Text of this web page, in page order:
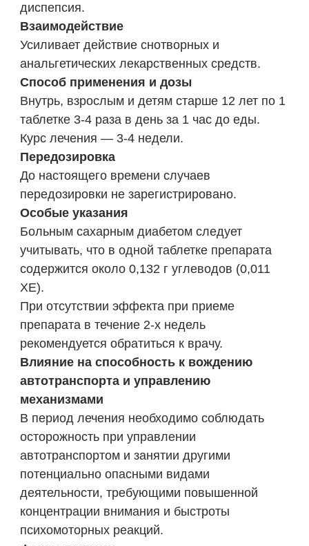
диспепсия.
Взаимодействие
Усиливает действие снотворных и
анальгетических лекарственных средств.
Способ применения и дозы
Внутрь, взрослым и детям старше 12 лет по 1
таблетке 3-4 раза в день за 1 час до еды.
Курс лечения — 3-4 недели.
Передозировка
До настоящего времени случаев
передозировки не зарегистрировано.
Особые указания
Больным сахарным диабетом следует
учитывать, что в одной таблетке препарата
содержится около 0,132 г углеводов (0,011
ХЕ).
При отсутствии эффекта при приеме
препарата в течение 2-х недель
рекомендуется обратиться к врачу.
Влияние на способность к вождению
автотранспорта и управлению
механизмами
В период лечения необходимо соблюдать
осторожность при управлении
автотранспортом и занятии другими
потенциально опасными видами
деятельности, требующими повышенной
концентрации внимания и быстроты
психомоторных реакций.